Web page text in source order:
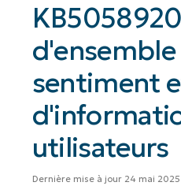
d'ensemble
sentiment
utilisateurs
Dernière mise à jour 24 mai 2025